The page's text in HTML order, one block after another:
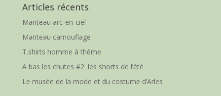
Articles récents
Manteau arc-en-ciel
Manteau camouflage
T.shirts homme à thème
A bas les chutes #2: les shorts de l’été
Le musée de la mode et du costume d’Arles